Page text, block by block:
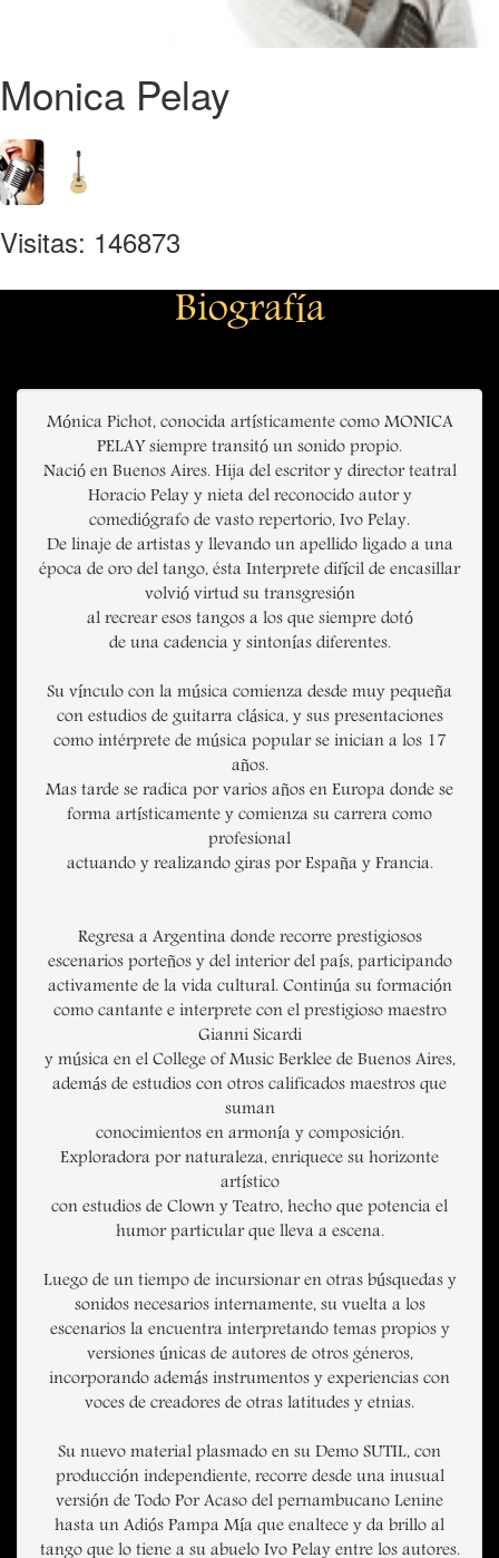
Monica Pelay
Visitas: 146873
Biografía
Mónica Pichot, conocida artísticamente como MONICA
PELAY siempre transitó un sonido propio.
Nació en Buenos Aires. Hija del escritor y director teatral
Horacio Pelay y nieta del reconocido autor y
comediógrafo de vasto repertorio, Ivo Pelay.
De linaje de artistas y llevando un apellido ligado a una
época de oro del tango, ésta Interprete difícil de encasillar
volvió virtud su transgresión
al recrear esos tangos a los que siempre dotó
de una cadencia y sintonías diferentes.
Su vínculo con la música comienza desde muy pequeña
con estudios de guitarra clásica, y sus presentaciones
como intérprete de música popular se inician a los 17
años.
Mas tarde se radica por varios años en Europa donde se
forma artísticamente y comienza su carrera como
profesional
actuando y realizando giras por España y Francia.
Regresa a Argentina donde recorre prestigiosos
escenarios porteños y del interior del país, participando
activamente de la vida cultural. Continúa su formación
como cantante e interprete con el prestigioso maestro
Gianni Sicardi
y música en el College of Music Berklee de Buenos Aires,
además de estudios con otros calificados maestros que
suman
conocimientos en armonía y composición.
Exploradora por naturaleza, enriquece su horizonte
artístico
con estudios de Clown y Teatro, hecho que potencia el
humor particular que lleva a escena.
Luego de un tiempo de incursionar en otras búsquedas y
sonidos necesarios internamente, su vuelta a los
escenarios la encuentra interpretando temas propios y
versiones únicas de autores de otros géneros,
incorporando además instrumentos y experiencias con
voces de creadores de otras latitudes y etnias.
Su nuevo material plasmado en su Demo SUTIL, con
producción independiente, recorre desde una inusual
versión de Todo Por Acaso del pernambucano Lenine
hasta un Adiós Pampa Mía que enaltece y da brillo al
tango que lo tiene a su abuelo Ivo Pelay entre los autores.